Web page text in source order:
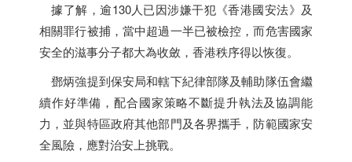
據了解，逾130人已因涉嫌干犯《香港國安法》及
相關罪行被捕，當中超過一半已被檢控，而危害國家
安全的滋事分子都大為收斂， 香港秩序得以恢復。
鄧炳強提到保安局和轄下紀律部隊及輔助隊伍會繼
續作好準備，配合國家策略不斷提升執法及協調能
力，並與特區政府其他部門及各界攜手，防範國家安
全風險，應對治安上挑戰。